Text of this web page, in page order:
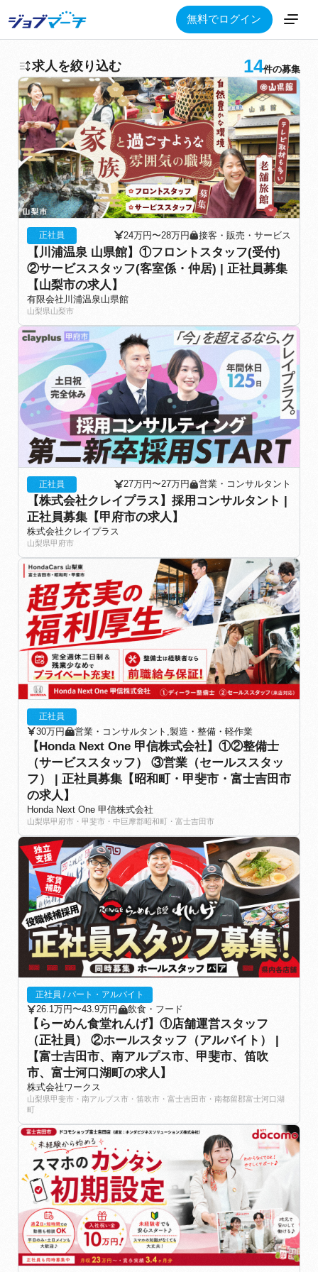
無料でログイン
求人を絞り込む 14件の募集
正社員 24万円〜28万円 接客・販売・サービス
【川浦温泉 山県館】①フロントスタッフ(受付)
②サービススタッフ(客室係・仲居) | 正社員募集
【山梨市の求人】
有限会社川浦温泉山県館
山梨県山梨市
正社員 27万円〜27万円 営業・コンサルタント
【株式会社クレイプラス】採用コンサルタント |
正社員募集【甲府市の求人】
株式会社クレイプラス
山梨県甲府市
正社員
30万円 営業・コンサルタント,製造・整備・軽作業
【Honda Next One 甲信株式会社】①②整備士
（サービススタッフ） ③営業（セールススタッ
フ） | 正社員募集【昭和町・甲斐市・富士吉田市
の求人】
Honda Next One 甲信株式会社
山梨県甲府市・甲斐市・中巨摩郡昭和町・富士吉田市
正社員 / パート・アルバイト
26.1万円〜43.9万円 飲食・フード
【らーめん食堂れんげ】①店舗運営スタッフ
（正社員） ②ホールスタッフ（アルバイト） |
【富士吉田市、南アルプス市、甲斐市、笛吹
市、富士河口湖町の求人】
株式会社ワークス
山梨県甲斐市・南アルプス市・笛吹市・富士吉田市・南都留郡富士河口湖
町